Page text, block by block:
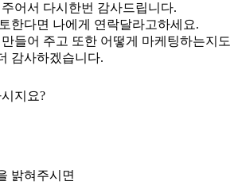
어서 다시한번 감사드립니다.
한다면 나에게 연락달라고하세요.
들어 주고 또한 어떻게 마케팅하는지도
감사하겠습니다.
지요?
밝혀주시면